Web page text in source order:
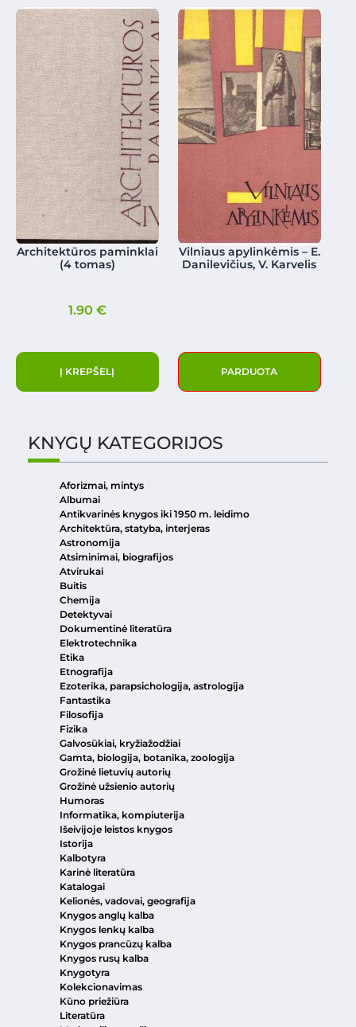
Architektūros paminklai
(4 tomas)
1.90 €
Į KREPŠELĮ
Vilniaus apylinkėmis – E.
Danilevičius, V. Karvelis
PARDUOTA
KNYGŲ KATEGORIJOS
Aforizmai, mintys
Albumai
Antikvarinės knygos iki 1950 m. leidimo
Architektūra, statyba, interjeras
Astronomija
Atsiminimai, biografijos
Atvirukai
Buitis
Chemija
Detektyvai
Dokumentinė literatūra
Elektrotechnika
Etika
Etnografija
Ezoterika, parapsichologija, astrologija
Fantastika
Filosofija
Fizika
Galvosūkiai, kryžiažodžiai
Gamta, biologija, botanika, zoologija
Grožinė lietuvių autorių
Grožinė užsienio autorių
Humoras
Informatika, kompiuterija
Išeivijoje leistos knygos
Istorija
Kalbotyra
Karinė literatūra
Katalogai
Kelionės, vadovai, geografija
Knygos anglų kalba
Knygos lenkų kalba
Knygos prancūzų kalba
Knygos rusų kalba
Knygotyra
Kolekcionavimas
Kūno priežiūra
Literatūra